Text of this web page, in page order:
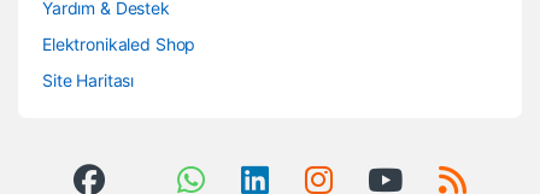
Yardım & Destek
Elektronikaled Shop
Site Haritası